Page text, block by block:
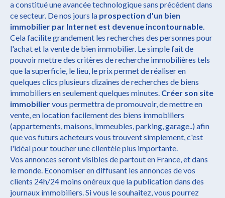
a constitué une avancée technologique sans précédent dans
ce secteur. De nos jours la prospection d'un bien
immobilier par Internet est devenue incontournable.
Cela facilite grandement les recherches des personnes pour
l'achat et la vente de bien immobilier. Le simple fait de
pouvoir mettre des critères de recherche immobilières tels
que la superficie, le lieu, le prix permet de réaliser en
quelques clics plusieurs dizaines de recherches de biens
immobiliers en seulement quelques minutes. Créer son site
immobiliervous permettra de promouvoir, de mettre en
vente, en location facilement des biens immobiliers
(appartements, maisons, immeubles, parking, garage..) afin
que vos futurs acheteurs vous trouvent simplement, c'est
l'idéal pour toucher une clientèle plus importante.
Vos annonces seront visibles de partout en France, et dans
le monde. Economiser en diffusant les annonces de vos
clients 24h/24 moins onéreux que la publication dans des
journaux immobiliers. Si vous le souhaitez, vous pourrez